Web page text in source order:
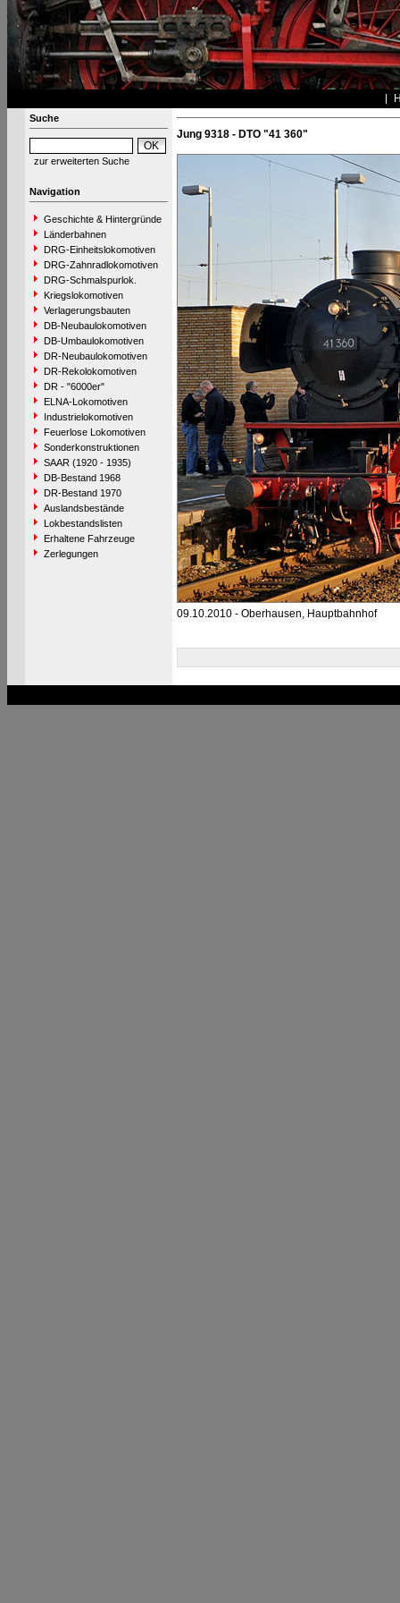
Suche
zur erweiterten Suche
Navigation
Geschichte & Hintergründe
Länderbahnen
DRG-Einheitslokomotiven
DRG-Zahnradlokomotiven
DRG-Schmalspurlok.
Kriegslokomotiven
Verlagerungsbauten
DB-Neubaulokomotiven
DB-Umbaulokomotiven
DR-Neubaulokomotiven
DR-Rekolokomotiven
DR - "6000er"
ELNA-Lokomotiven
Industrielokomotiven
Feuerlose Lokomotiven
Sonderkonstruktionen
SAAR (1920 - 1935)
DB-Bestand 1968
DR-Bestand 1970
Auslandsbestände
Lokbestandslisten
Erhaltene Fahrzeuge
Zerlegungen
Jung 9318 - DTO "41 360"
09.10.2010 - Oberhausen, Hauptbahnhof